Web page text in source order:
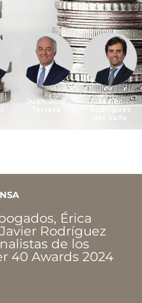
Juan José
Terraza
Javier
Rodríguez
del Valle
Érica
Rodríguez
de los
40 Awards 2024